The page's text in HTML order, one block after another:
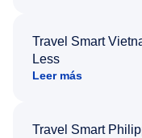
Travel Smart
Less
Leer más
Travel Smart